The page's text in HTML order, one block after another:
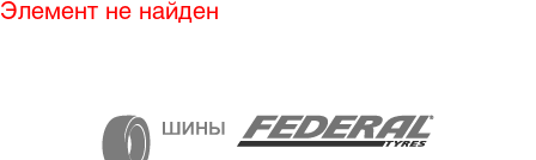
Элемент не найден